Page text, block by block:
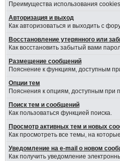
Преимущества использования
Авторизация и выход
Как авторизоваться и выходить с
Восстановление утерянного или
Как восстановить забытый вами
Размещение сообщений
Пояснение к функциям, доступным
Опции тем
Пояснения к опциям, доступным при
Поиск тем и сообщений
Как пользоваться функцией поиска.
Просмотр активных тем и новых
Как просмотреть все темы, на
Уведомление на е-mail о новом
Как получить уведомление